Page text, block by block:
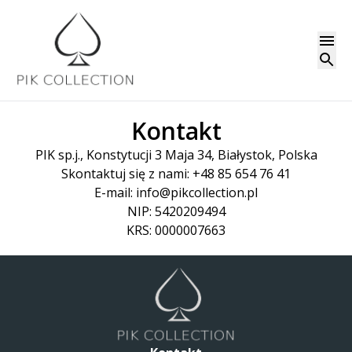
Kontakt
PIK sp.j., Konstytucji 3 Maja 34, Białystok, Polska
Skontaktuj się z nami: +48 85 654 76 41
E-mail: info@pikcollection.pl
NIP: 5420209494
KRS: 0000007663